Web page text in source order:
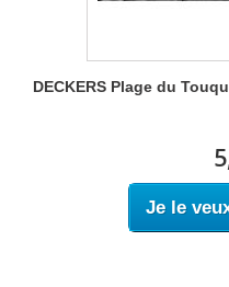
DECKERS Plage du
Je le